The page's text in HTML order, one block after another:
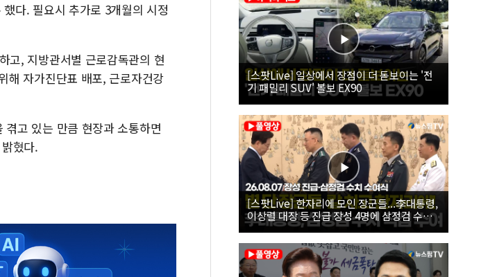
다. 필요시 추가로 3개월의 시정
고, 지방관서별 근로감독관의 현
해 자가진단표 배포, 근로자건강
고 있는 만큼 현장과 소통하면
혔다.
[스팟Live] 일상에서 장점이 더 돋보이는 '전
기 패밀리 SUV' 볼보 EX90
[스팟Live] 한자리에 모인 장군들...李대통령,
이상렬 대장 등 진급 장성 4명에 삼정검 수치
직접 수여｜26.08.07 장성 진급·삼정검 수치
수여식